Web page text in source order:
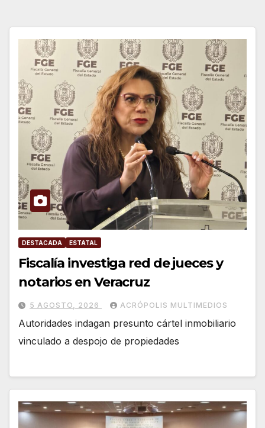
DESTACADA ESTATAL
Fiscalía investiga red de jueces y
notarios en Veracruz
5 AGOSTO, 2026 ACRÓPOLIS MULTIMEDIOS
Autoridades indagan presunto cártel inmobiliario
vinculado a despojo de propiedades